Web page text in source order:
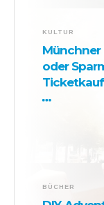
KULTUR
oder
Ticketkauf
BÜCHER